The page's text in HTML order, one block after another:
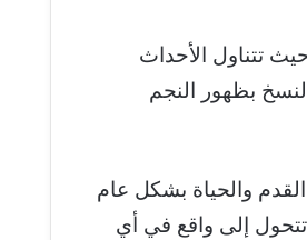
تتناول الأحداث
بظهور النجم
والحياة بشكل عام
تتحول إلى واقع في أي